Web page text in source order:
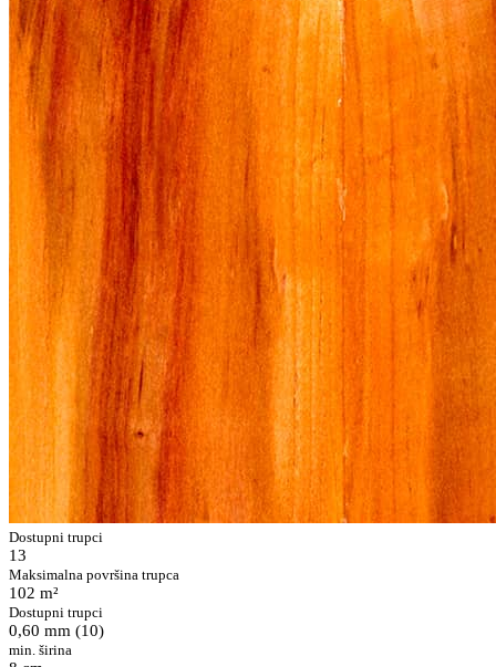
Dostupni trupci
13
Maksimalna površina trupca
102 m²
Dostupni trupci
0,60 mm (10)
min. širina